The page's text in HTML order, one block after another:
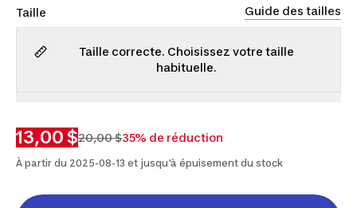
Taille Guide des tailles
Taille correcte. Choisissez votre taille
habituelle.
13,00 $20,00 $35% de réduction
À partir du 2025-08-13 et jusqu'à épuisement du stock